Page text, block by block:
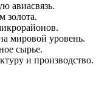
авиасвязь.
золота.
мировой уровень.
сырье.
и производство.